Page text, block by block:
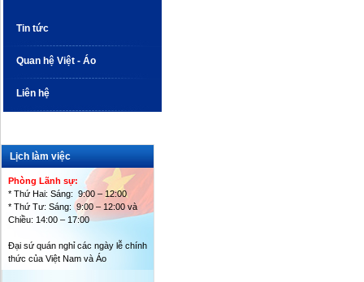
Tin tức
Quan hệ Việt - Áo
Liên hệ
Lịch làm việc
Phòng Lãnh sự:
* Thứ Hai: Sáng: 9:00 – 12:00
* Thứ Tư: Sáng: 9:00 – 12:00 và
Chiều: 14:00 – 17:00
Đại sứ quán nghỉ các ngày lễ chính
thức của Việt Nam và Áo